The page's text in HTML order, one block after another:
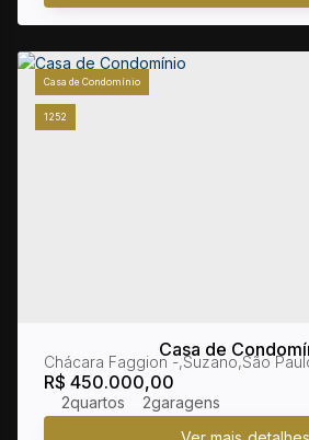
1252
Casa de Condomínio
Casa de
R$ 450.000,00
Chácara Faggion ,Suzano,São
2 2